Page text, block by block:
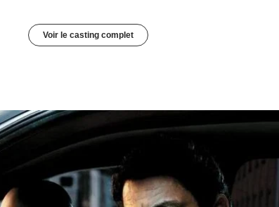
Voir le casting complet